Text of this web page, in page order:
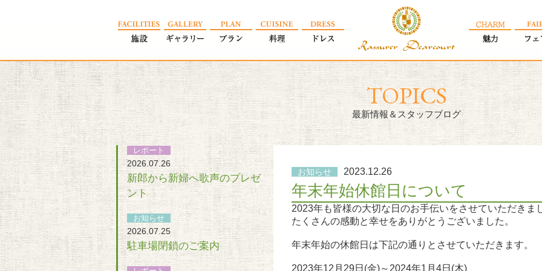
TOPICS
最新情報＆スタッフブログ
お知らせ 2023.12.26
年末年始休館日について
2023年も皆様の大切な日のお手伝いをさせていただきま
たくさんの感動と幸せをありがとうございました。
年末年始の休館日は下記の通りとさせていただきます。
2023年12月29日(金)～2024年1月4日(木)
レポート
2026.07.26
新郎から新婦へ歌声のプレゼ
ント
お知らせ
2026.07.25
駐車場閉鎖のご案内